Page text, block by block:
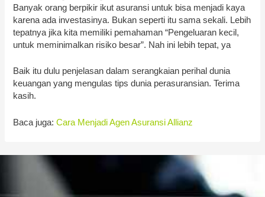
Banyak orang berpikir ikut asuransi untuk bisa menjadi kaya
karena ada investasinya. Bukan seperti itu sama sekali. Lebih
tepatnya jika kita memiliki pemahaman “Pengeluaran kecil,
untuk meminimalkan risiko besar”. Nah ini lebih tepat, ya
Baik itu dulu penjelasan dalam serangkaian perihal dunia
keuangan yang mengulas tips dunia perasuransian. Terima
kasih.
Baca juga:Cara Menjadi Agen Asuransi Allianz